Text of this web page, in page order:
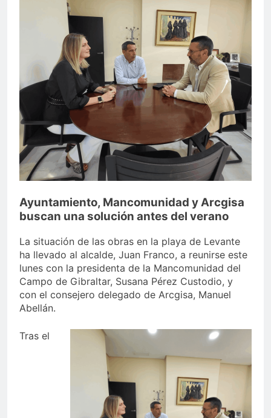
2 Semanas Atrás
La Mancomunidad y el
Banco de Alimentos del
Campo de Gibraltar renuevan
su convenio de colaboración
2 Semanas Atrás
Tráfico especial para
despedir la feria. Ojo si vas
a Santa Bárbara
2 Semanas Atrás
La feria se despide por todo
lo alto: Antonio José,
fuegos artificiales y música
hasta el amanecer
2 Semanas Atrás
Ayuntamiento, Mancomunidad y Arcgisa
buscan una solución antes del verano
La situación de las obras en la playa de Levante
ha llevado al alcalde, Juan Franco, a reunirse este
lunes con la presidenta de la Mancomunidad del
Campo de Gibraltar, Susana Pérez Custodio, y
con el consejero delegado de Arcgisa, Manuel
Abellán.
Tras el